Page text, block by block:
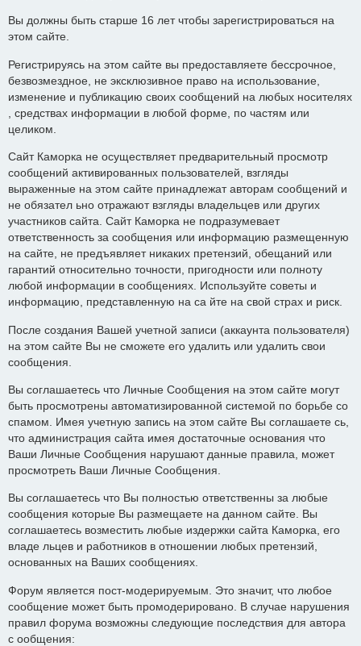
Вы должны быть старше 16 лет чтобы зарегистрироваться на
этом сайте.
Регистрируясь на этом сайте вы предоставляете бессрочное,
безвозмездное, не эксклюзивное право на использование,
изменение и публикацию своих сообщений на любых носителях
, средствах информации в любой форме, по частям или
целиком.
Сайт Каморка не осуществляет предварительный просмотр
сообщений активированных пользователей, взгляды
выраженные на этом сайте принадлежат авторам сообщений и
не обязател ьно отражают взгляды владельцев или других
участников сайта. Сайт Каморка не подразумевает
ответственность за сообщения или информацию размещенную
на сайте, не предъявляет никаких претензий, обещаний или
гарантий относительно точности, пригодности или полноту
любой информации в сообщениях. Используйте советы и
информацию, представленную на са йте на свой страх и риск.
После создания Вашей учетной записи (аккаунта пользователя)
на этом сайте Вы не сможете его удалить или удалить свои
сообщения.
Вы соглашаетесь что Личные Сообщения на этом сайте могут
быть просмотрены автоматизированной системой по борьбе со
спамом. Имея учетную запись на этом сайте Вы соглашаете сь,
что администрация сайта имея достаточные основания что
Ваши Личные Сообщения нарушают данные правила, может
просмотреть Ваши Личные Сообщения.
Вы соглашаетесь что Вы полностью ответственны за любые
сообщения которые Вы размещаете на данном сайте. Вы
соглашаетесь возместить любые издержки сайта Каморка, его
владе льцев и работников в отношении любых претензий,
основанных на Ваших сообщениях.
Форум является пост-модерируемым. Это значит, что любое
сообщение может быть промодерировано. В случае нарушения
правил форума возможны следующие последствия для автора
с ообщения: